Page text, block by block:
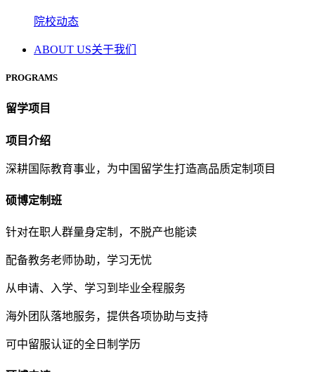
院校动态
ABOUT US关于我们
PROGRAMS
留学项目
项目介绍
深耕国际教育事业，为中国留学生打造高品质定制项目
硕博定制班
针对在职人群量身定制，不脱产也能读
配备教务老师协助，学习无忧
从申请、入学、学习到毕业全程服务
海外团队落地服务，提供各项协助与支持
可中留服认证的全日制学历